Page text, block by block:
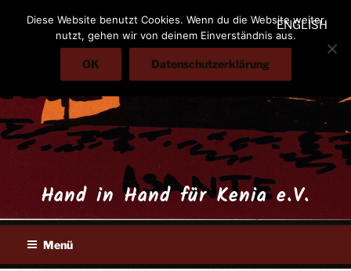
Inhalt
Hand in Hand für Kenia e.V.
ENGLISH
Menü
Diese Website benutzt Cookies. Wenn du die Website weiter
nutzt, gehen wir von deinem Einverständnis aus.
OK Datenschutzerklärung